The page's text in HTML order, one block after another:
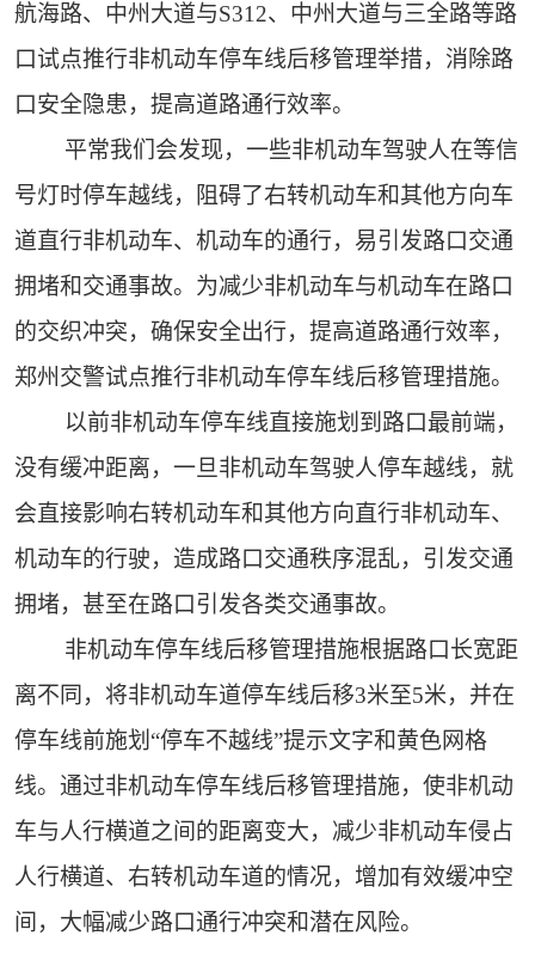
航海路、中州大道与S312、中州大道与三全路等路
口试点推行非机动车停车线后移管理举措，消除路
口安全隐患，提高道路通行效率。
平常我们会发现，一些非机动车驾驶人在等信
号灯时停车越线，阻碍了右转机动车和其他方向车
道直行非机动车、机动车的通行，易引发路口交通
拥堵和交通事故。为减少非机动车与机动车在路口
的交织冲突，确保安全出行，提高道路通行效率，
郑州交警试点推行非机动车停车线后移管理措施。
以前非机动车停车线直接施划到路口最前端，
没有缓冲距离，一旦非机动车驾驶人停车越线，就
会直接影响右转机动车和其他方向直行非机动车、
机动车的行驶，造成路口交通秩序混乱，引发交通
拥堵，甚至在路口引发各类交通事故。
非机动车停车线后移管理措施根据路口长宽距
离不同，将非机动车道停车线后移3米至5米，并在
停车线前施划“停车不越线”提示文字和黄色网格
线。通过非机动车停车线后移管理措施，使非机动
车与人行横道之间的距离变大，减少非机动车侵占
人行横道、右转机动车道的情况，增加有效缓冲空
间，大幅减少路口通行冲突和潜在风险。